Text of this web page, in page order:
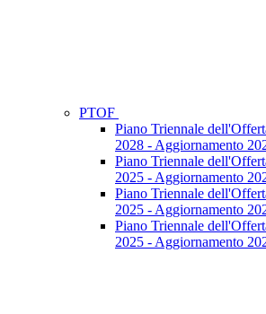
PTOF
Piano Triennale
2028 - Aggiornamento
Piano Triennale
2025 - Aggiornamento
Piano Triennale
2025 - Aggiornamento
Piano Triennale
2025 - Aggiornamento